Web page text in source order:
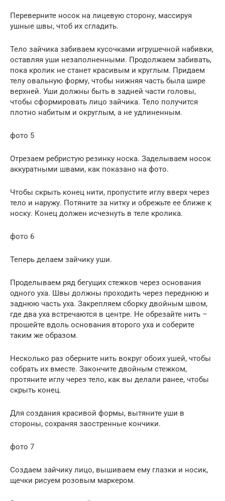
Переверните носок на лицевую сторону, массируя
ушные швы, чтоб их сгладить.
Тело зайчика забиваем кусочками игрушечной набивки,
оставляя уши незаполненными. Продолжаем забивать,
пока кролик не станет красивым и круглым. Придаем
телу овальную форму, чтобы нижняя часть была шире
верхней. Уши должны быть в задней части головы,
чтобы сформировать лицо зайчика. Тело получится
плотно набитым и округлым, а не удлиненным.
фото 5
Отрезаем ребристую резинку носка. Заделываем носок
аккуратными швами, как показано на фото.
Чтобы скрыть конец нити, пропустите иглу вверх через
тело и наружу. Потяните за нитку и обрежьте ее ближе к
носку. Конец должен исчезнуть в теле кролика.
фото 6
Теперь делаем зайчику уши.
Проделываем ряд бегущих стежков через основания
одного уха. Швы должны проходить через переднюю и
заднюю часть уха. Закрепляем сборку двойным швом,
где два уха встречаются в центре. Не обрезайте нить –
прошейте вдоль основания второго уха и соберите
таким же образом.
Несколько раз оберните нить вокруг обоих ушей, чтобы
собрать их вместе. Закончите двойным стежком,
протяните иглу через тело, как вы делали ранее, чтобы
скрыть конец.
Для создания красивой формы, вытяните уши в
стороны, сохраняя заостренные кончики.
фото 7
Создаем зайчику лицо, вышиваем ему глазки и носик,
щечки рисуем розовым маркером.